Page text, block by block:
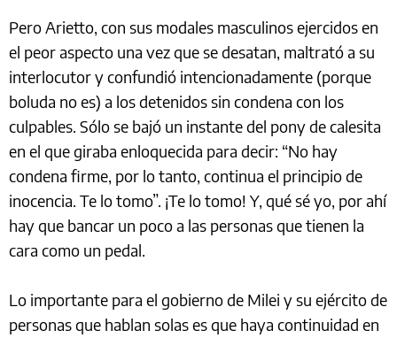
Pero Arietto, con sus modales masculinos ejercidos en
el peor aspecto una vez que se desatan, maltrató a su
interlocutor y confundió intencionadamente (porque
boluda no es) a los detenidos sin condena con los
culpables. Sólo se bajó un instante del pony de calesita
en el que giraba enloquecida para decir: “No hay
condena firme, por lo tanto, continua el principio de
inocencia. Te lo tomo”. ¡Te lo tomo! Y, qué sé yo, por ahí
hay que bancar un poco a las personas que tienen la
cara como un pedal.
Lo importante para el gobierno de Milei y su ejército de
personas que hablan solas es que haya continuidad en